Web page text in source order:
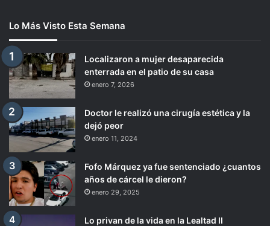
Lo Más Visto Esta Semana
Localizaron a mujer desaparecida
enterrada en el patio de su casa
enero 7, 2026
Doctor le realizó una cirugía estética y la
dejó peor
enero 11, 2024
Fofo Márquez ya fue sentenciado ¿cuantos
años de cárcel le dieron?
enero 29, 2025
Lo privan de la vida en la Lealtad II